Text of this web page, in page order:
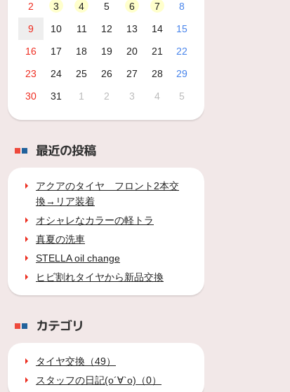
2
3 4 5 6 7
8
9
10 11 12 13 14
15
16
17 18 19 20 21
22
23
24 25 26 27 28
29
30
31 1 2 3 4 5
最近の投稿
アクアのタイヤ フロント2本交
換→リア装着
オシャレなカラーの軽トラ
真夏の洗車
STELLA oil change
ヒビ割れタイヤから新品交換
カテゴリ
タイヤ交換（49）
スタッフの日記(о´∀`о)（0）